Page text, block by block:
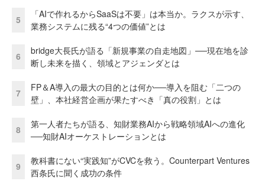
5
「AIで作れるからSaaSは不要」は本当か。ラクスが示す、
業務システムに残る“4つの価値”とは
6
bridge大長氏が語る「新規事業の自走地図」──現在地を診
断し未来を描く、領域とアジェンダとは
7
FP＆A導入の最大の目的とは何か──導入を阻む「二つの
壁」、本社経営企画が果たすべき「真の役割」とは
8
第一人者たちが語る、知財業務AIから戦略領域AIへの進化
──知財AIオーケストレーションとは
9
教科書にない“実践知”がCVCを救う。Counterpart Ventures
西条氏に聞く成功の条件